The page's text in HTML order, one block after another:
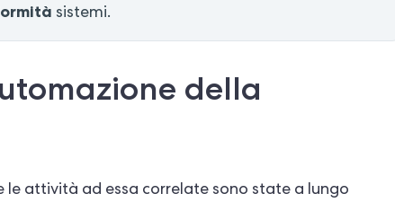
sistemi.
della
attività ad essa correlate sono state a lungo